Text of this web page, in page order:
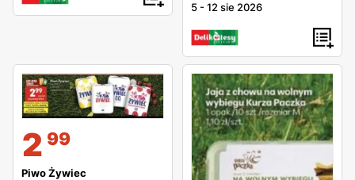
5 -12 sie 2026
2 99
Piwo Żywiec